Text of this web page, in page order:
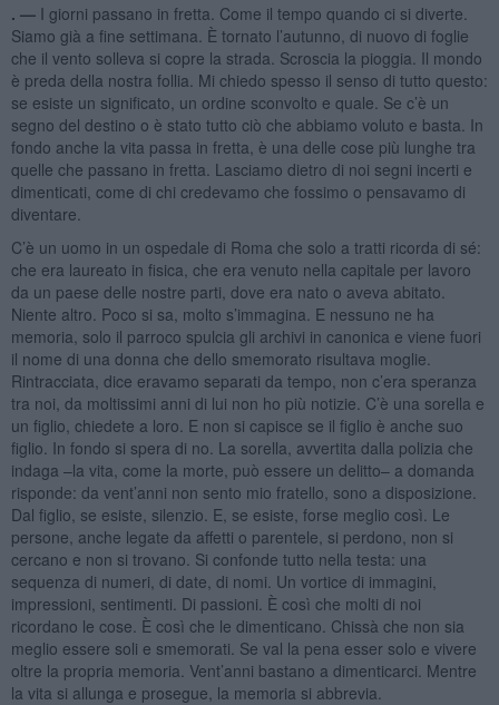
. — I giorni passano in fretta. Come il tempo quando ci si diverte.
Siamo già a fine settimana. È tornato l’autunno, di nuovo di foglie
che il vento solleva si copre la strada. Scroscia la pioggia. Il mondo
è preda della nostra follia. Mi chiedo spesso il senso di tutto questo:
se esiste un significato, un ordine sconvolto e quale. Se c’è un
segno del destino o è stato tutto ciò che abbiamo voluto e basta. In
fondo anche la vita passa in fretta, è una delle cose più lunghe tra
quelle che passano in fretta. Lasciamo dietro di noi segni incerti e
dimenticati, come di chi credevamo che fossimo o pensavamo di
diventare.
C’è un uomo in un ospedale di Roma che solo a tratti ricorda di sé:
che era laureato in fisica, che era venuto nella capitale per lavoro
da un paese delle nostre parti, dove era nato o aveva abitato.
Niente altro. Poco si sa, molto s’immagina. E nessuno ne ha
memoria, solo il parroco spulcia gli archivi in canonica e viene fuori
il nome di una donna che dello smemorato risultava moglie.
Rintracciata, dice eravamo separati da tempo, non c’era speranza
tra noi, da moltissimi anni di lui non ho più notizie. C’è una sorella e
un figlio, chiedete a loro. E non si capisce se il figlio è anche suo
figlio. In fondo si spera di no. La sorella, avvertita dalla polizia che
indaga –la vita, come la morte, può essere un delitto– a domanda
risponde: da vent’anni non sento mio fratello, sono a disposizione.
Dal figlio, se esiste, silenzio. E, se esiste, forse meglio così. Le
persone, anche legate da affetti o parentele, si perdono, non si
cercano e non si trovano. Si confonde tutto nella testa: una
sequenza di numeri, di date, di nomi. Un vortice di immagini,
impressioni, sentimenti. Di passioni. È così che molti di noi
ricordano le cose. È così che le dimenticano. Chissà che non sia
meglio essere soli e smemorati. Se val la pena esser solo e vivere
oltre la propria memoria. Vent’anni bastano a dimenticarci. Mentre
la vita si allunga e prosegue, la memoria si abbrevia.